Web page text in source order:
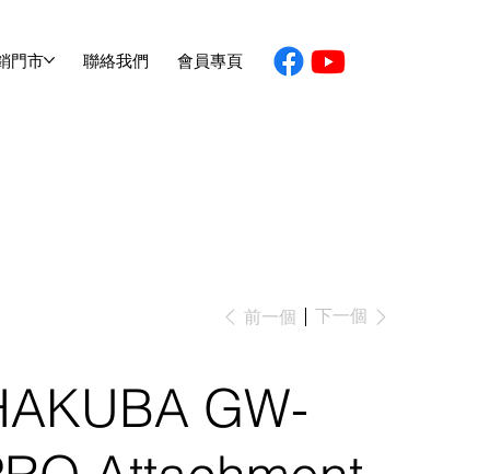
門市 聯絡我們 會員專頁
前一個 下一個
GW-